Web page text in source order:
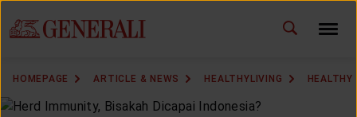
HOMEPAGE ARTICLE & NEWS HEALTHYLIVING
CHANGE LANGUAGE ID EN